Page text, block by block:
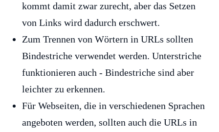
kommt damit zwar zurecht, aber das Setzen
von Links wird dadurch erschwert.
Zum Trennen von Wörtern in URLs sollten
Bindestriche verwendet werden. Unterstriche
funktionieren auch - Bindestriche sind aber
leichter zu erkennen.
Für Webseiten, die in verschiedenen Sprachen
angeboten werden, sollten auch die URLs in